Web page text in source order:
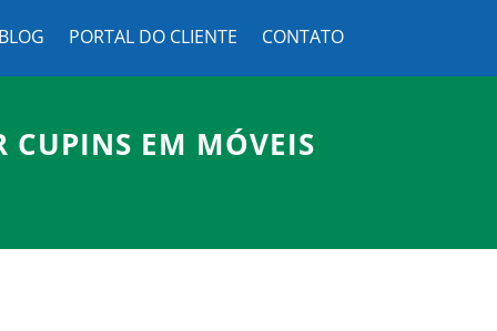
PORTAL DO CLIENTE CONTATO
CUPINS EM MÓVEIS